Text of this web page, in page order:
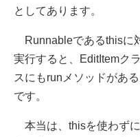
としてあります。
Runnableであるthisに
実行すると、EditItemク
スにもrunメソッドがあ
です。
本当は、thisを使わず